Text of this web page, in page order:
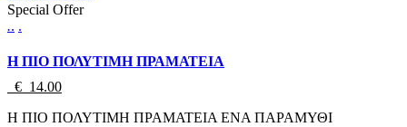
Special Offer
.. .
Η ΠΙΟ ΠΟΛΥΤΙΜΗ ΠΡΑΜΑΤΕΙΑ
€ 14.00
Η ΠΙΟ ΠΟΛΥΤΙΜΗ ΠΡΑΜΑΤΕΙΑ ΕΝΑ ΠΑΡΑΜΥΘΙ